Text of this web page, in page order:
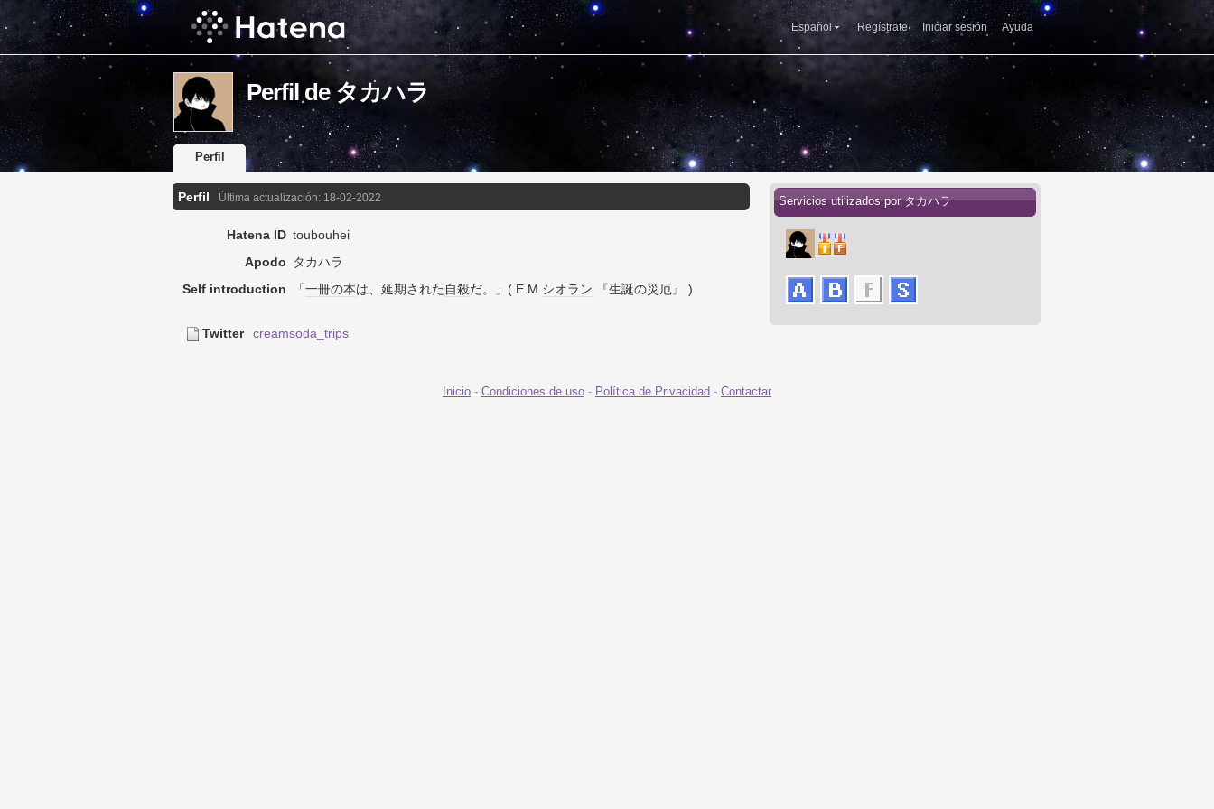
Español Regístrate Iniciar sesión Ayuda
Perfil de タカハラ
Perfil
Perfil Última actualización: 18-02-2022
Hatena ID toubouhei
Apodo
タカハラ
Self introduction
「一冊の本は、延期された 自殺だ。」( E.M.シオラン 『生誕の災厄』 )
Twitter creamsoda_trips
Servicios utilizados por タカハラ
Inicio - Condiciones de uso - Política de Privacidad - Contactar